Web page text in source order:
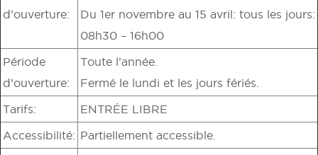
d’ouverture:
Du 1er novembre au 15 avril: tous les jours:
08h30 – 16h00
Période
d’ouverture:
Toute l’année.
Fermé le lundi et les jours fériés.
Tarifs: ENTRÉE LIBRE
Accessibilité: Partiellement accessible.